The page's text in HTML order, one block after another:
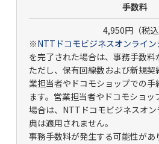
手数料
4,950円（税込
※NTTドコモビジネスオンライ
を完了された場合は、事務手数料
ただし、保有回線数および新規契
業担当者やドコモショップでの手
ます。営業担当者やドコモショ
場合は、NTTドコモビジネスオ
典は適用されません。
事務手数料が発生する可能性があ